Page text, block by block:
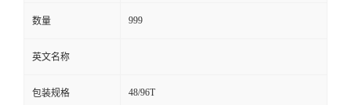
数量 999
英文名称
包装规格 48/96T